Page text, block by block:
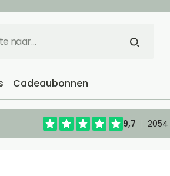
Cadeaubonnen